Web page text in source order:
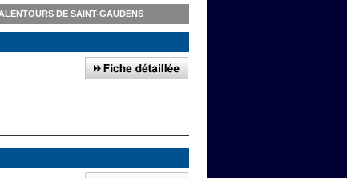
DE SAINT-GAUDENS